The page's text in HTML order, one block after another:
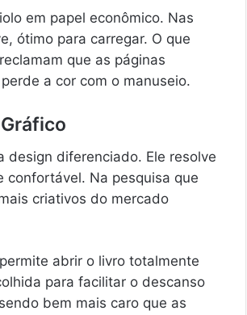
em papel econômico. Nas
ótimo para carregar. O que
que as páginas
a cor com o manuseio.
design diferenciado. Ele resolve
confortável. Na pesquisa que
criativos do mercado
abrir o livro totalmente
para facilitar o descanso
bem mais caro que as